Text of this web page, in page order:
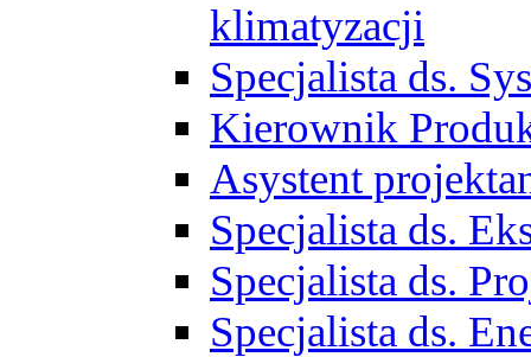
klimatyzacji
Specjalista ds.
Kierownik
Asystent
Specjalista ds.
Specjalista ds.
Specjalista ds.